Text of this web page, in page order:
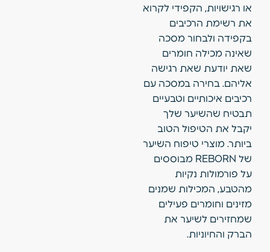
או רגישויות, הקפידי לקרוא
את רשימת הרכיבים
בקפידה ולבחור מסכה
שאינה מכילה חומרים
שאת יודעת שאת רגישה
אליהם. בחירה במסכה עם
רכיבים איכותיים וטבעיים
תבטיח שהשיער שלך
יקבל את הטיפול הטוב
ביותר. מוצרי טיפוח השיער
של REBORN מבוססים
על פורמולות נקיות
מהטבע, המכילות שמנים
מזינים וחומרים פעילים
שמחזירים לשיער את
הברק והחיוניות.